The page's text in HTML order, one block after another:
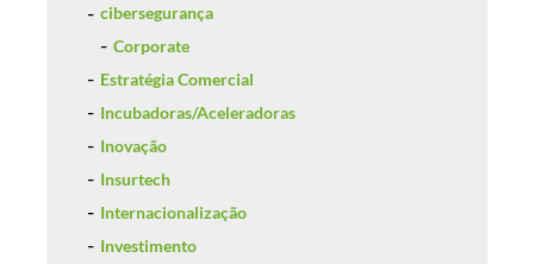
cibersegurança
Corporate
Estratégia Comercial
Incubadoras/Aceleradoras
Inovação
Insurtech
Internacionalização
Investimento